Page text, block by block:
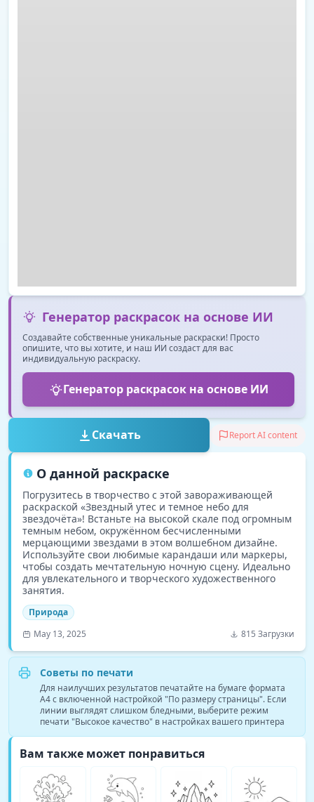
Генератор раскрасок на основе ИИ
Создавайте собственные уникальные раскраски! Просто
опишите, что вы хотите, и наш ИИ создаст для вас
индивидуальную раскраску.
Генератор раскрасок на основе ИИ
Скачать Report AI content
О данной раскраске
Погрузитесь в творчество с этой завораживающей
раскраской «Звездный утес и темное небо для
звездочёта»! Встаньте на высокой скале под огромным
темным небом, окружённом бесчисленными
мерцающими звездами в этом волшебном дизайне.
Используйте свои любимые карандаши или маркеры,
чтобы создать мечтательную ночную сцену. Идеально
для увлекательного и творческого художественного
занятия.
Природа
May 13, 2025
815 Загрузки
Советы по печати
Для наилучших результатов печатайте на бумаге формата
A4 с включенной настройкой "По размеру страницы". Если
линии выглядят слишком бледными, выберите режим
печати "Высокое качество" в настройках вашего принтера
Вам также может понравиться